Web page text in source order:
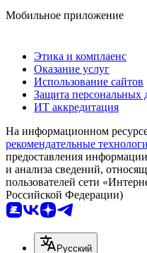
Мобильное приложение
Этика и комплаенс
Оказание услуг
Использование сайтов
Защита персональных
ИТ аккредитация
На информационном
рекомендательные
предоставления
и анализа сведений,
пользователей сети
Российской Федерации)
Русский